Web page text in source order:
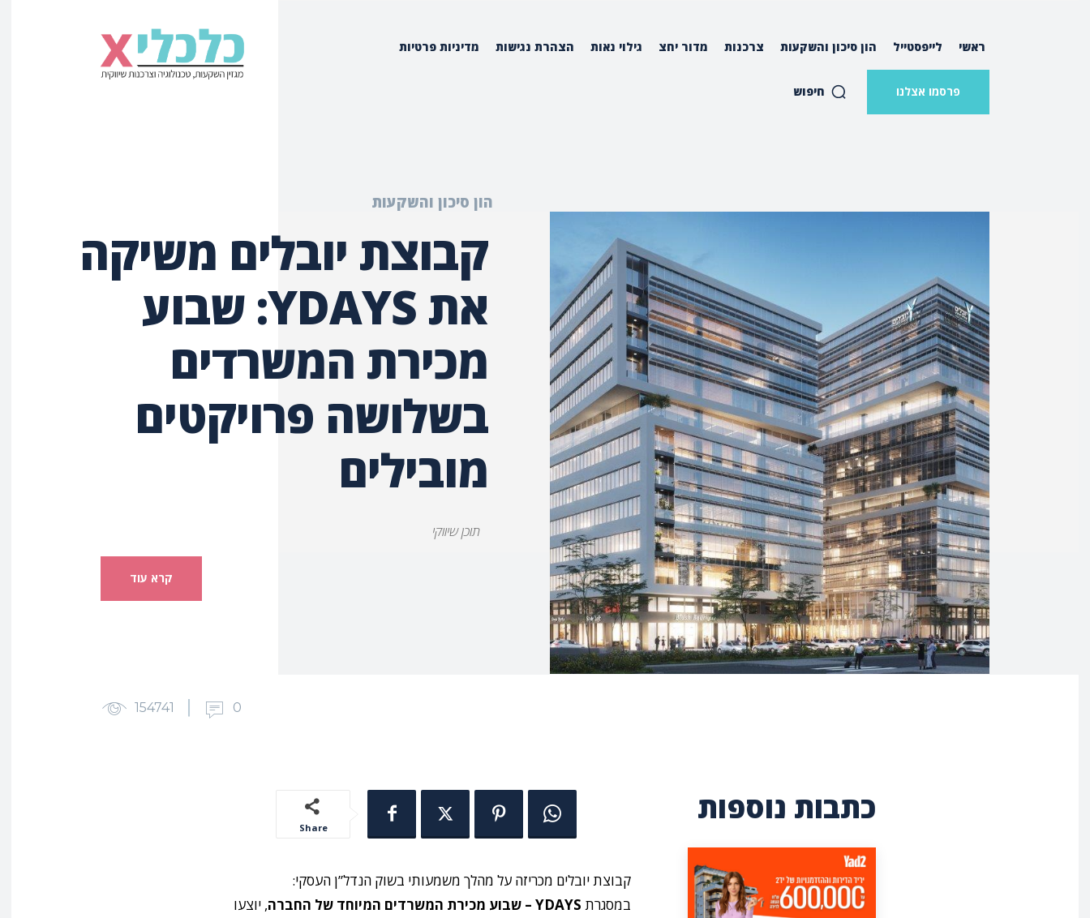
ראשי לייפסטייל הון סיכון והשקעות צרכנות מדור יחצ גילוי נאות הצהרת נגישות מדיניות פרטיות
חיפוש פרסמו אצלנו
הון סיכון והשקעות
קבוצת יובלים משיקה
את YDAYS: שבוע
מכירת המשרדים
בשלושה פרויקטים
מובילים
תוכן שיווקי
קרא עוד
154741 0
Share
קבוצת יובלים מכריזה על מהלך משמעותי בשוק הנדל”ן העסקי:
במסגרת YDAYS – שבוע מכירת המשרדים המיוחד של החברה
, יוצעו
כתבות נוספות